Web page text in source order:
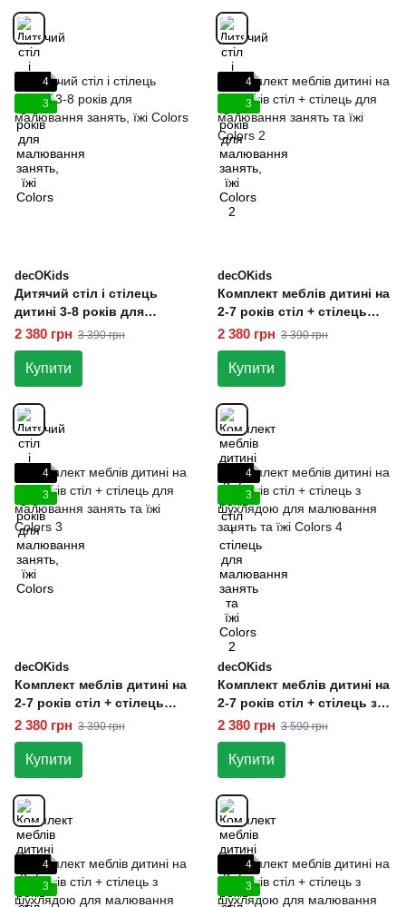
4
3
decOKids
Дитячий стіл і стілець
дитині 3-8 років для
малювання занять, їжі
Colors
2 380 грн 3 390 грн
Купити
4
3
decOKids
Комплект меблів дитині на
2-7 років стіл + стілець
для малювання занять та
їжі Colors 2
2 380 грн 3 390 грн
Купити
4
3
decOKids
Комплект меблів дитині на
2-7 років стіл + стілець
для малювання занять та
їжі Colors 3
2 380 грн 3 390 грн
Купити
4
3
decOKids
Комплект меблів дитині на
2-7 років стіл + стілець з
шухлядою для малювання
занять та їжі Colors 4
2 380 грн 3 590 грн
Купити
4
3
4
3